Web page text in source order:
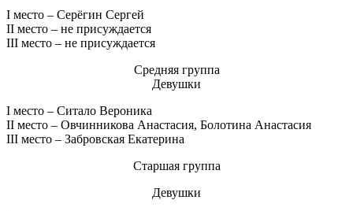
I место – Серёгин Сергей
II место – не присуждается
III место – не присуждается
Средняя группа
Девушки
I место – Ситало Вероника
II место – Овчинникова Анастасия, Болотина Анастасия
III место – Забровская Екатерина
Старшая группа
Девушки